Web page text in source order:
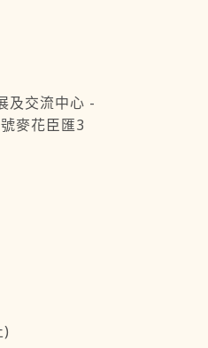
及交流中心 -
麥花臣匯3